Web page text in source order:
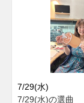
7/29(水)
7/29(水)の選曲